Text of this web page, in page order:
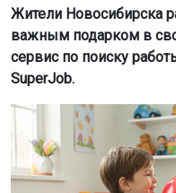
Жители Новосибирска
важным подарком в
сервис по поиску
SuperJob.